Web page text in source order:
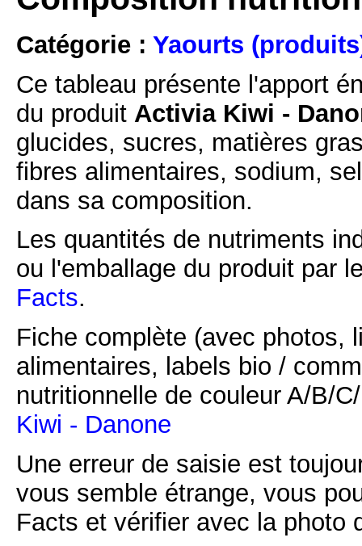
Catégorie : Yaourts
Ce tableau présente l'apport
du produit Activia Kiwi -
glucides, sucres, matières
fibres alimentaires, sodium,
dans sa composition.
Les quantités de nutriments
ou l'emballage du produit par
Facts.
Fiche complète (avec photos,
alimentaires, labels bio /
nutritionnelle de couleur A/B/
Kiwi - Danone
Une erreur de saisie est
vous semble étrange, vous
Facts et vérifier avec la photo